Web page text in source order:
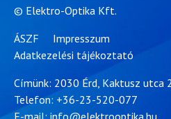
© Elektro-Optika Kft.
ÁSZF
Impresszum
Adatkezelési tájékoztató
Címünk: 2030 Érd, Kaktusz utca
Telefon: +36-23-520-077
E-mail: info@elektrooptika.hu